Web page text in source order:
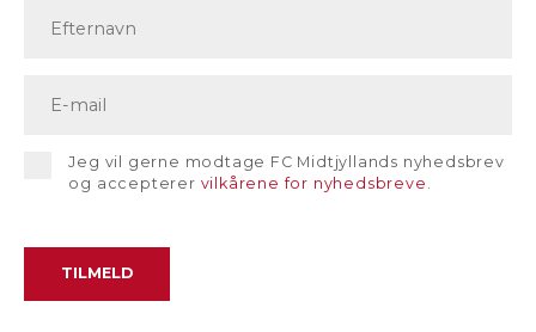
Jeg vil gerne modtage FC Midtjyllands nyhedsbrev
og accepterer vilkårene for nyhedsbreve .